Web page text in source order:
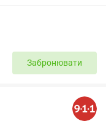
Забронювати